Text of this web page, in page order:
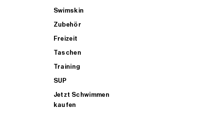
Swimskin
Zubehör
Freizeit
Taschen
Training
SUP
Jetzt Schwimmen
kaufen